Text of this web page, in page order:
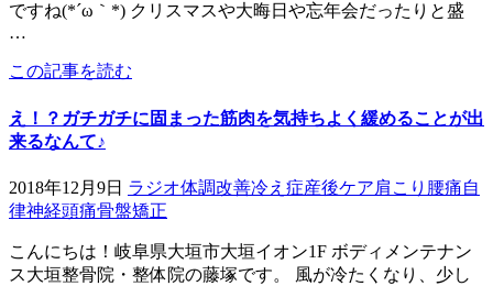
ですね(*´ω｀*) クリスマスや大晦日や忘年会だったりと盛
…
この記事を読む
え！？ガチガチに固まった筋肉を気持ちよく緩めることが出
来るなんて♪
2018年12月9日 ラジオ体調改善冷え症産後ケア肩こり 腰痛自
律神経頭痛骨盤矯正
こんにちは！岐阜県大垣市大垣イオン1F ボディメンテナン
ス大垣整骨院・整体院の藤塚です。 風が冷たくなり、少し